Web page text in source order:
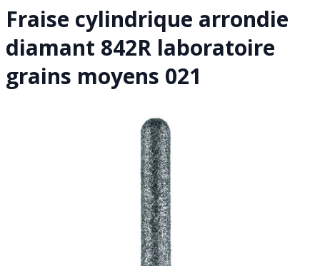
Fraise cylindrique arrondie
diamant 842R laboratoire
grains moyens 021